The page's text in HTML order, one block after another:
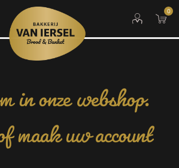
0
onze webshop.
uw account